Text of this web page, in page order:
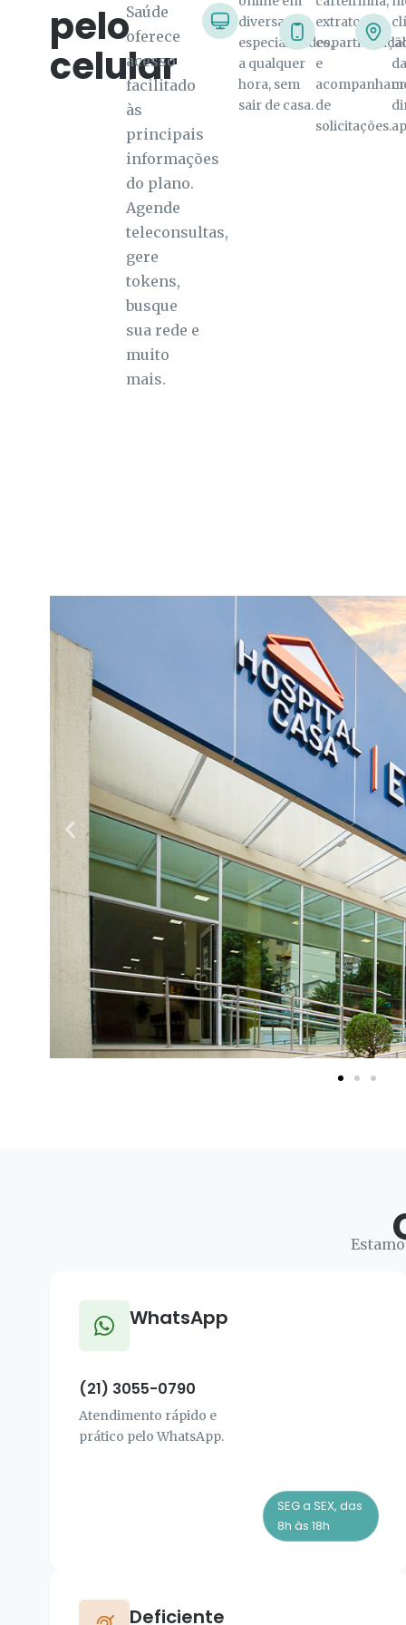
pelo
celular
Saúde
oferece
acesso
facilitado
às
principais
informações
do plano.
Agende
teleconsultas,
gere
tokens,
busque
sua rede e
muito
mais.
diversas
especialidades,
a qualquer
hora, sem
sair de casa.
extratos de
e
de
solicitações.
WhatsApp
(21) 3055-0790
Atendimento rápido e
prático pelo WhatsApp.
SEG a SEX, das
8h às 18h
Deficiente